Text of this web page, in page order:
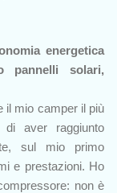
energetica
pannelli solari,
il mio camper il più
di aver raggiunto
sul mio primo
e prestazioni. Ho
non è